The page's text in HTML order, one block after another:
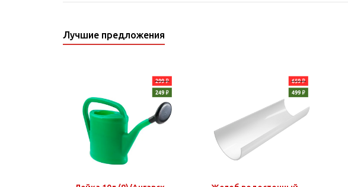
Лучшие предложения